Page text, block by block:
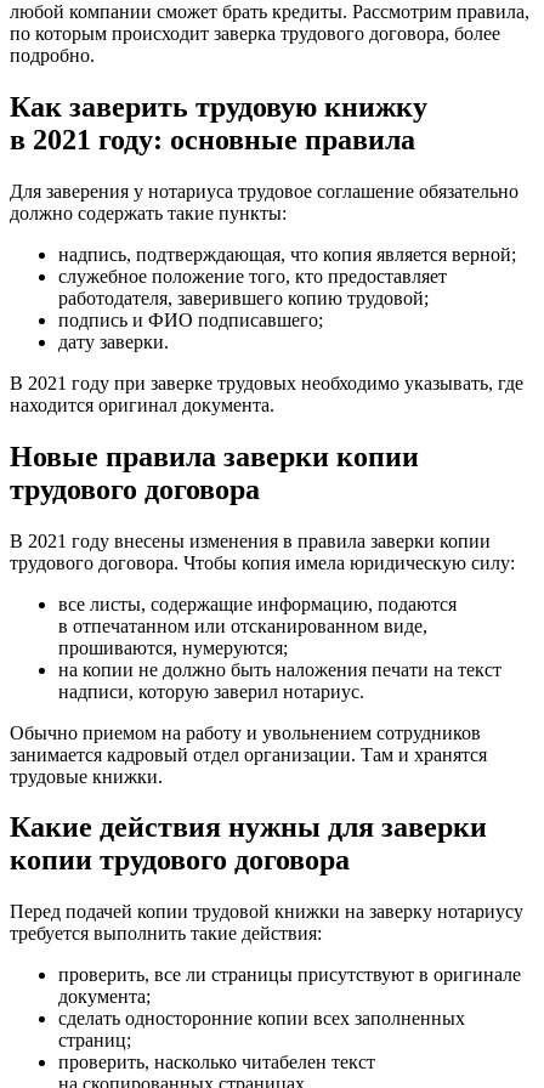
любой компании сможет брать кредиты. Рассмотрим правила,
по которым происходит заверка трудового договора, более
подробно.
Как заверить трудовую книжку
в 2021 году: основные правила
Для заверения у нотариуса трудовое соглашение обязательно
должно содержать такие пункты:
надпись, подтверждающая, что копия является верной;
служебное положение того, кто предоставляет
работодателя, заверившего копию трудовой;
подпись и ФИО подписавшего;
дату заверки.
В 2021 году при заверке трудовых необходимо указывать, где
находится оригинал документа.
Новые правила заверки копии
трудового договора
В 2021 году внесены изменения в правила заверки копии
трудового договора. Чтобы копия имела юридическую силу:
все листы, содержащие информацию, подаются
в отпечатанном или отсканированном виде,
прошиваются, нумеруются;
на копии не должно быть наложения печати на текст
надписи, которую заверил нотариус.
Обычно приемом на работу и увольнением сотрудников
занимается кадровый отдел организации. Там и хранятся
трудовые книжки.
Какие действия нужны для заверки
копии трудового договора
Перед подачей копии трудовой книжки на заверку нотариусу
требуется выполнить такие действия:
проверить, все ли страницы присутствуют в оригинале
документа;
сделать односторонние копии всех заполненных
страниц;
проверить, насколько читабелен текст